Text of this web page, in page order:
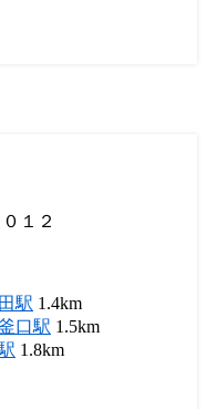
１２
駅 1.4km
口駅 1.5km
1.8km